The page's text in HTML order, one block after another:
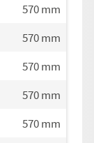
570mm
570mm
570mm
570mm
570mm